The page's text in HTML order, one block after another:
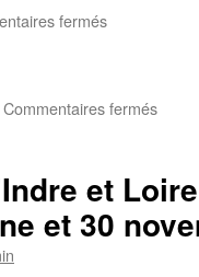
ferméssur
championnat
primaire
à
Avoine.
Commentaires ferméssur
et
et 30